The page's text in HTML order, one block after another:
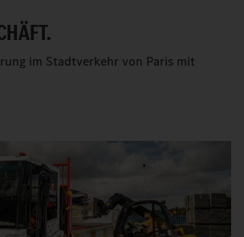
im Stadtverkehr von Paris mit